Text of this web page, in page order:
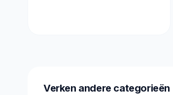
Verken andere categorieën